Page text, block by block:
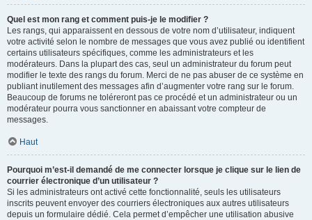
Quel est mon rang et comment puis-je le modifier ?
Les rangs, qui apparaissent en dessous de votre nom d’utilisateur, indiquent
votre activité selon le nombre de messages que vous avez publié ou identifient
certains utilisateurs spécifiques, comme les administrateurs et les
modérateurs. Dans la plupart des cas, seul un administrateur du forum peut
modifier le texte des rangs du forum. Merci de ne pas abuser de ce système en
publiant inutilement des messages afin d’augmenter votre rang sur le forum.
Beaucoup de forums ne toléreront pas ce procédé et un administrateur ou un
modérateur pourra vous sanctionner en abaissant votre compteur de
messages.
Haut
Pourquoi m’est-il demandé de me connecter lorsque je clique sur le lien de
courrier électronique d’un utilisateur ?
Si les administrateurs ont activé cette fonctionnalité, seuls les utilisateurs
inscrits peuvent envoyer des courriers électroniques aux autres utilisateurs
depuis un formulaire dédié. Cela permet d’empêcher une utilisation abusive